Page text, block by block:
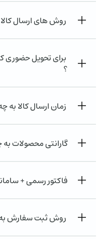
روش های ارسال
برای تحویل حضوری
؟
زمان ارسال کالا
گارانتی محصولات
فاکتور رسمی +
روش ثبت سفارش